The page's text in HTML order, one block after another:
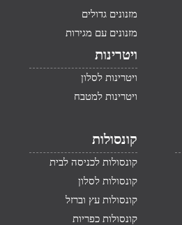
מזנונים גדולים
מזנונים עם מגירות
ויטרינות
ויטרינות לסלון
ויטרינות למטבח
קונסולות
קונסולות לכניסה לבית
קונסולות לסלון
קונסולות עץ וברזל
קונסולות כפריות